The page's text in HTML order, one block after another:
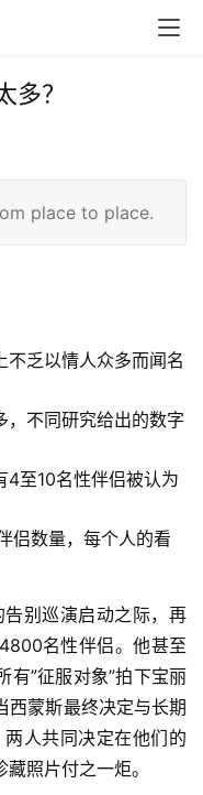
多？
place to place.
不乏以情人众多而闻名
，不同研究给出的数字
4至10名性伴侣被认为
侣数量，每个人的看
告别巡演启动之际，再
名性伴侣。他甚至
”征服对象”拍下宝丽
西蒙斯最终决定与长期
人共同决定在他们的
照片付之一炬。